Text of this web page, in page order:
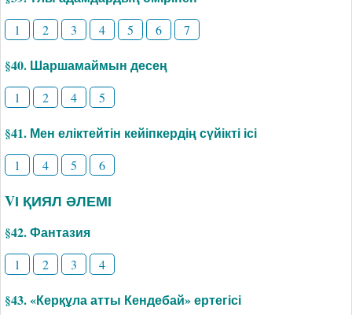
1 2 3 4 5 6 7
§40. Шаршамаймын десең
1 2 4 5
§41. Мен еліктейтін кейіпкердің сүйікті ісі
1 4 5 6
VІ ҚИЯЛ ӘЛЕМІ
§42. Фантазия
1 2 3 4
§43. «Керқұла атты Кендебай» ертегісі